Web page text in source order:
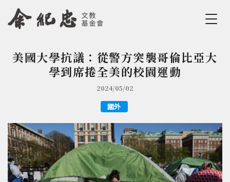
Jump to Navigation
Jump to Main content
您在這裡
美國大學抗議：從警方突襲哥倫比亞大
學到席捲全美的校園運動
2024/05/02
國外